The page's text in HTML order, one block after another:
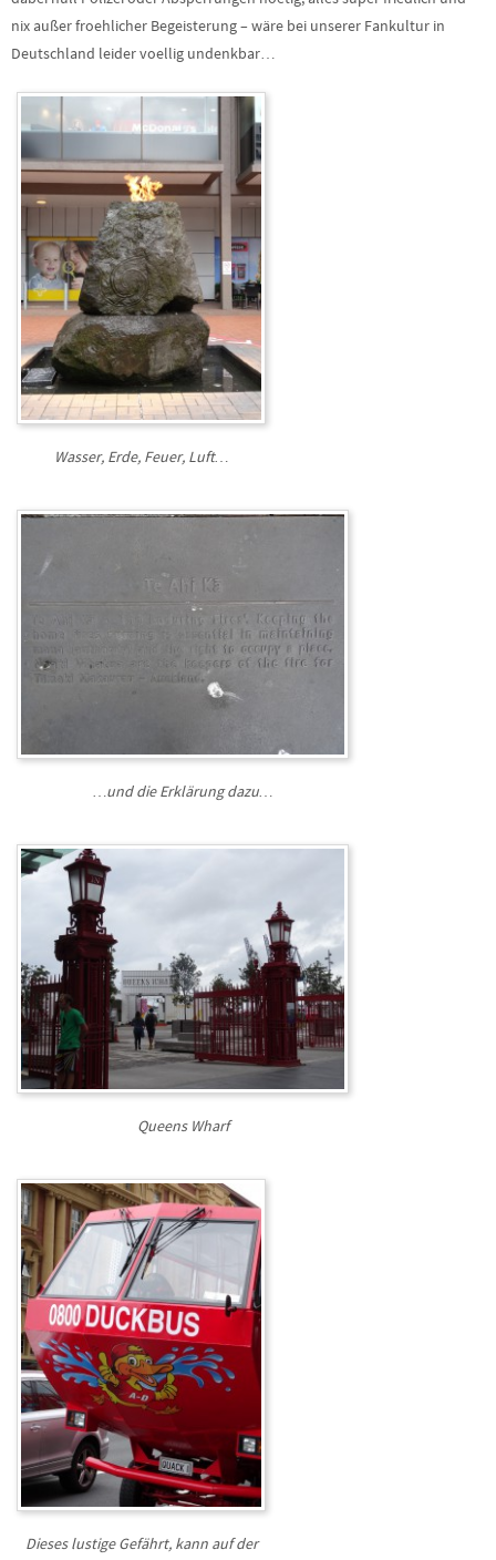
nix außer froehlicher Begeisterung – wäre bei unserer Fankultur in
Deutschland leider voellig undenkbar…
Wasser, Erde, Feuer, Luft…
…und die Erklärung dazu…
Queens Wharf
Dieses lustige Gefährt, kann auf der